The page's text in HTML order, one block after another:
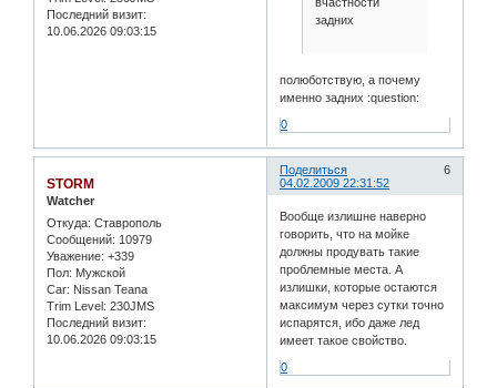
Последний визит:
10.06.2026 09:03:15
задних
полюботствую, а почему
именно задних :question:
0
Поделиться
6
04.02.2009 22:31:52
STORM
Watcher
Откуда: Ставрополь
Сообщений: 10979
Уважение: +339
Пол: Мужской
Car: Nissan Teana
Trim Level: 230JMS
Последний визит:
10.06.2026 09:03:15
Вообще излишне наверно
говорить, что на мойке
должны продувать такие
проблемные места. А
излишки, которые остаются
максимум через сутки точно
испарятся, ибо даже лед
имеет такое свойство.
0